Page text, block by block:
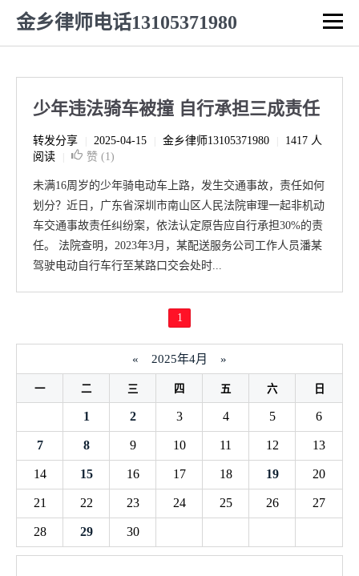
金乡律师电话13105371980
少年违法骑车被撞 自行承担三成责任
转发分享 2025-04-15 金乡律师13105371980
1417 人
阅读
赞 (1)
未满16周岁的少年骑电动车上路，发生交通事故，责任如何
划分？近日，广东省深圳市南山区人民法院审理一起非机动
车交通事故责任纠纷案，依法认定原告应自行承担30%的责
任。 法院查明，2023年3月，某配送服务公司工作人员潘某
驾驶电动自行车行至某路口交会处时...
1
« 2025年4月 »
一 二 三 四 五 六 日
1 2 3 4 5 6
7 8 9 10 11 12 13
14 15 16 17 18 19 20
21 22 23 24 25 26 27
28 29 30